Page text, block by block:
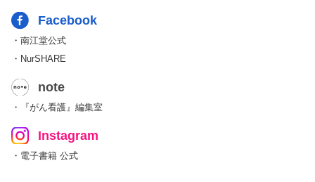
Facebook
・南江堂公式
・NurSHARE
note
・『がん看護』編集室
Instagram
・電子書籍 公式